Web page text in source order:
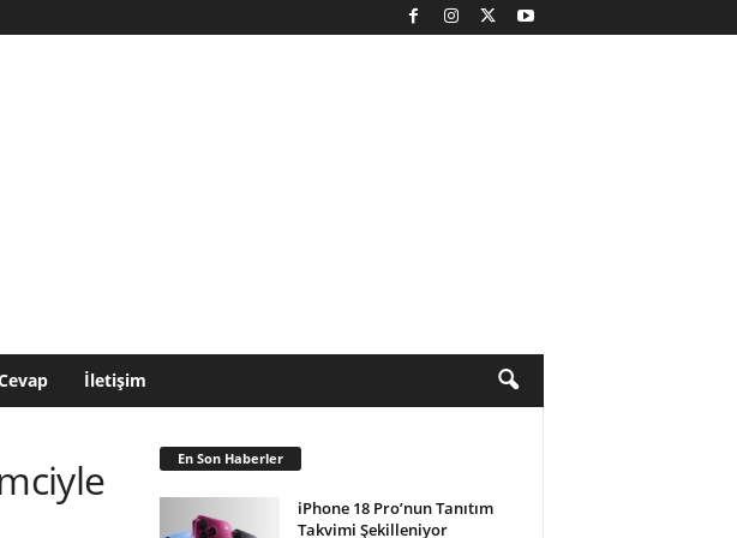
İletişim
En Son Haberler
iPhone 18 Pro’nun Tanıtım
Takvimi Şekilleniyor